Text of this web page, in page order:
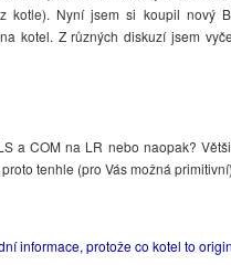
Nyní jsem si koupil nový
kotel. Z různých diskuzí jsem
a COM na LR nebo naopak?
tenhle (pro Vás možná
informace, protože co kotel to